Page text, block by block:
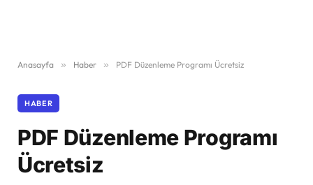
Anasayfa » Haber » PDF Düzenleme Programı Ücretsiz
HABER
PDF Düzenleme Programı
Ücretsiz